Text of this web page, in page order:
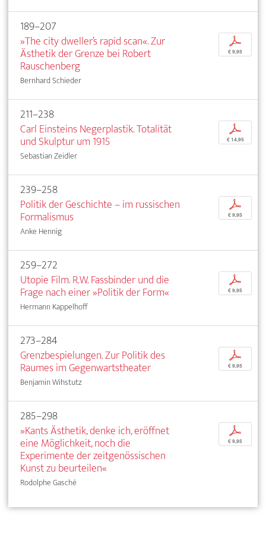
189–207
»The city dweller’s rapid scan«. Zur
Ästhetik der Grenze bei Robert
Rauschenberg
Bernhard Schieder
p
€ 9,95
211–238
Carl Einsteins Negerplastik. Totalität
und Skulptur um 1915
Sebastian Zeidler
p
€ 14,95
239–258
Politik der Geschichte – im russischen
Formalismus
Anke Hennig
p
€ 9,95
259–272
Utopie Film. R.W. Fassbinder und die
Frage nach einer »Politik der Form«
Hermann Kappelhoff
p
€ 9,95
273–284
Grenzbespielungen. Zur Politik des
Raumes im Gegenwartstheater
Benjamin Wihstutz
p
€ 9,95
285–298
»Kants Ästhetik, denke ich, eröffnet
eine Möglichkeit, noch die
Experimente der zeitgenössischen
Kunst zu beurteilen«
Rodolphe Gasché
p
€ 9,95